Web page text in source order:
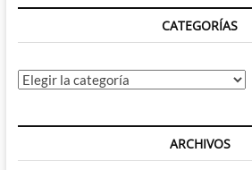
de
(brevemente)
BWA-
HA-
CATEGORÍAS
Categorías
ARCHIVOS